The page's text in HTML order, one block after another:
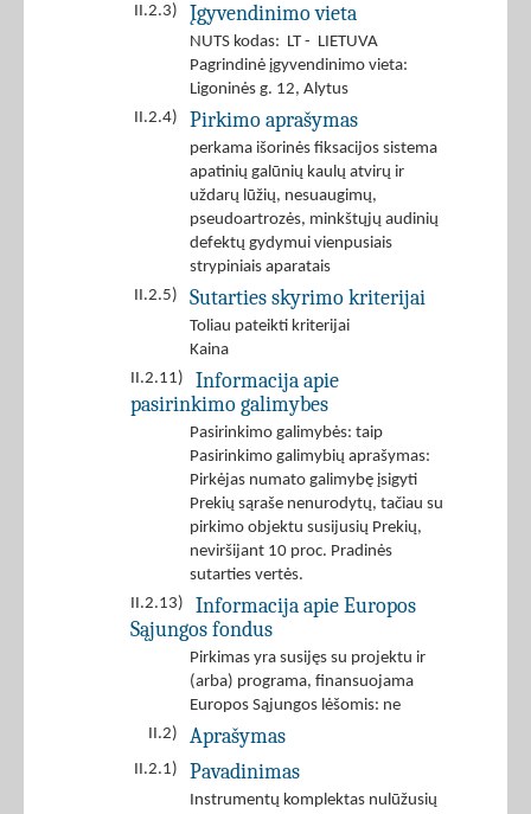
II.2.3)
Įgyvendinimo vieta
NUTS kodas: LT - LIETUVA
Pagrindinė įgyvendinimo vieta:
Ligoninės g. 12, Alytus
II.2.4)
Pirkimo aprašymas
perkama išorinės fiksacijos sistema
apatinių galūnių kaulų atvirų ir
uždarų lūžių, nesuaugimų,
pseudoartrozės, minkštųjų audinių
defektų gydymui vienpusiais
strypiniais aparatais
II.2.5)
Sutarties skyrimo kriterijai
Toliau pateikti kriterijai
Kaina
II.2.11)
Informacija apie
pasirinkimo galimybes
Pasirinkimo galimybės: taip
Pasirinkimo galimybių aprašymas:
Pirkėjas numato galimybę įsigyti
Prekių sąraše nenurodytų, tačiau su
pirkimo objektu susijusių Prekių,
neviršijant 10 proc. Pradinės
sutarties vertės.
II.2.13)
Informacija apie Europos
Sąjungos fondus
Pirkimas yra susijęs su projektu ir
(arba) programa, finansuojama
Europos Sąjungos lėšomis: ne
II.2)
Aprašymas
II.2.1) Pavadinimas
Instrumentų komplektas nulūžusių